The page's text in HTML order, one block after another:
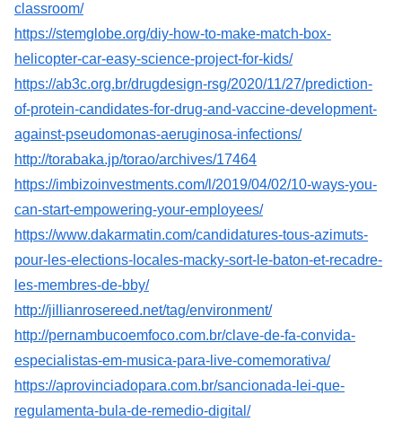
classroom/
https://stemglobe.org/diy-how-to-make-match-box-
helicopter-car-easy-science-project-for-kids/
https://ab3c.org.br/drugdesign-rsg/2020/11/27/prediction-
of-protein-candidates-for-drug-and-vaccine-development-
against-pseudomonas-aeruginosa-infections/
http://torabaka.jp/torao/archives/17464
https://imbizoinvestments.com/l/2019/04/02/10-ways-you-
can-start-empowering-your-employees/
https://www.dakarmatin.com/candidatures-tous-azimuts-
pour-les-elections-locales-macky-sort-le-baton-et-recadre-
les-membres-de-bby/
http://jillianrosereed.net/tag/environment/
http://pernambucoemfoco.com.br/clave-de-fa-convida-
especialistas-em-musica-para-live-comemorativa/
https://aprovinciadopara.com.br/sancionada-lei-que-
regulamenta-bula-de-remedio-digital/